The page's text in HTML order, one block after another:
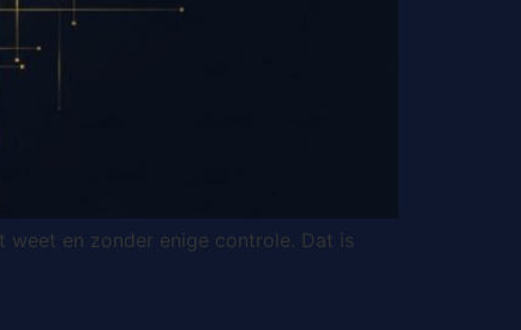
weet en zonder enige controle. Dat is